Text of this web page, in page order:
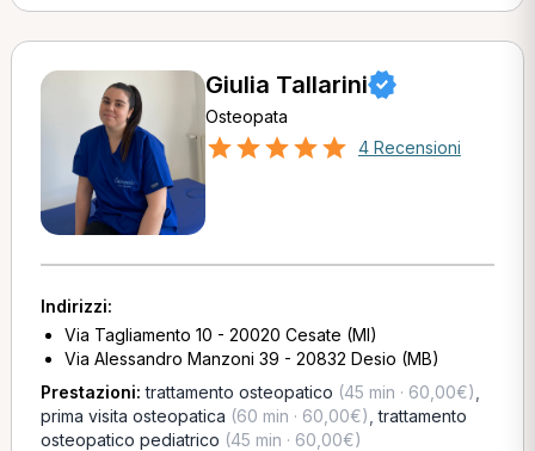
Giulia Tallarini
Osteopata
4 Recensioni
Indirizzi:
Via Tagliamento 10 - 20020 Cesate (MI)
Via Alessandro Manzoni 39 - 20832 Desio (MB)
Prestazioni:trattamento osteopatico (45 min · 60,00€)
prima visita osteopatica (60 min · 60,00€) ,trattamento
osteopatico pediatrico (45 min · 60,00€)